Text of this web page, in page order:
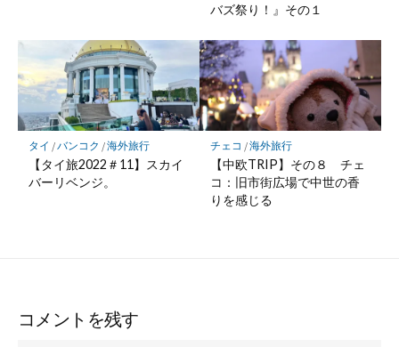
バズ祭り！』その１
タイ /バンコク /海外旅行
【タイ旅2022＃11】スカイ
バーリベンジ。
チェコ /海外旅行
【中欧TRIP】その８ チェ
コ：旧市街広場で中世の香
りを感じる
コメントを残す